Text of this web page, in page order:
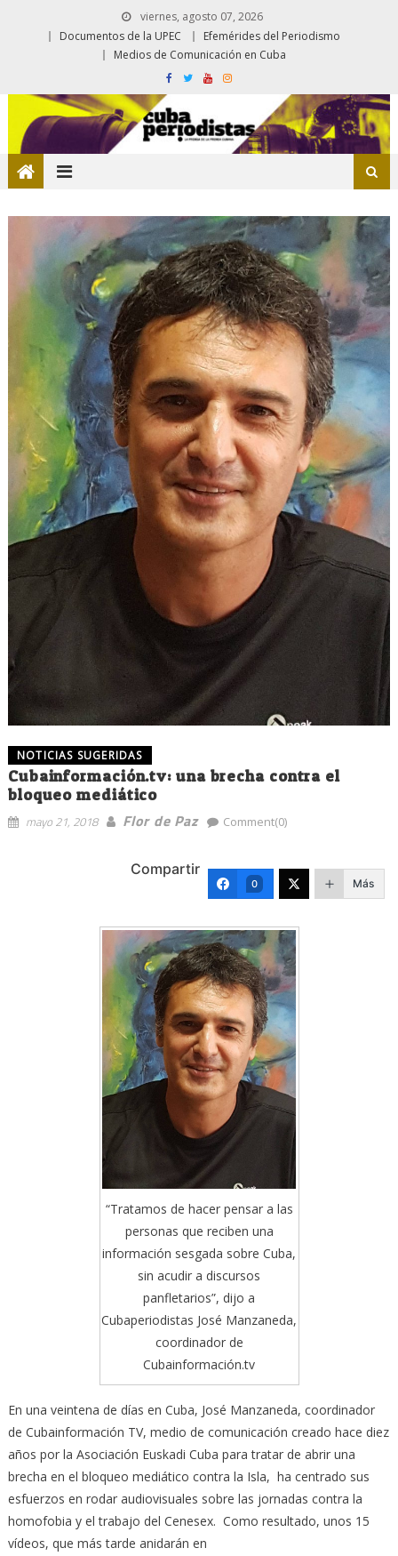
viernes, agosto 07, 2026
Documentos de la UPEC
Efemérides del Periodismo
Medios de Comunicación en Cuba
NOTICIAS SUGERIDAS
Cubainformación.tv: una brecha contra el
bloqueo mediático
mayo 21, 2018 Flor de Paz Comment(0)
Compartir
0 Más
“Tratamos de hacer pensar a las
personas que reciben una
información sesgada sobre Cuba,
sin acudir a discursos
panfletarios”, dijo a
Cubaperiodistas José Manzaneda,
coordinador de
Cubainformación.tv
En una veintena de días en Cuba, José Manzaneda, coordinador
de Cubainformación TV, medio de comunicación creado hace diez
años por la Asociación Euskadi Cuba para tratar de abrir una
brecha en el bloqueo mediático contra la Isla, ha centrado sus
esfuerzos en rodar audiovisuales sobre las jornadas contra la
homofobia y el trabajo del Cenesex. Como resultado, unos 15
vídeos, que más tarde anidarán en